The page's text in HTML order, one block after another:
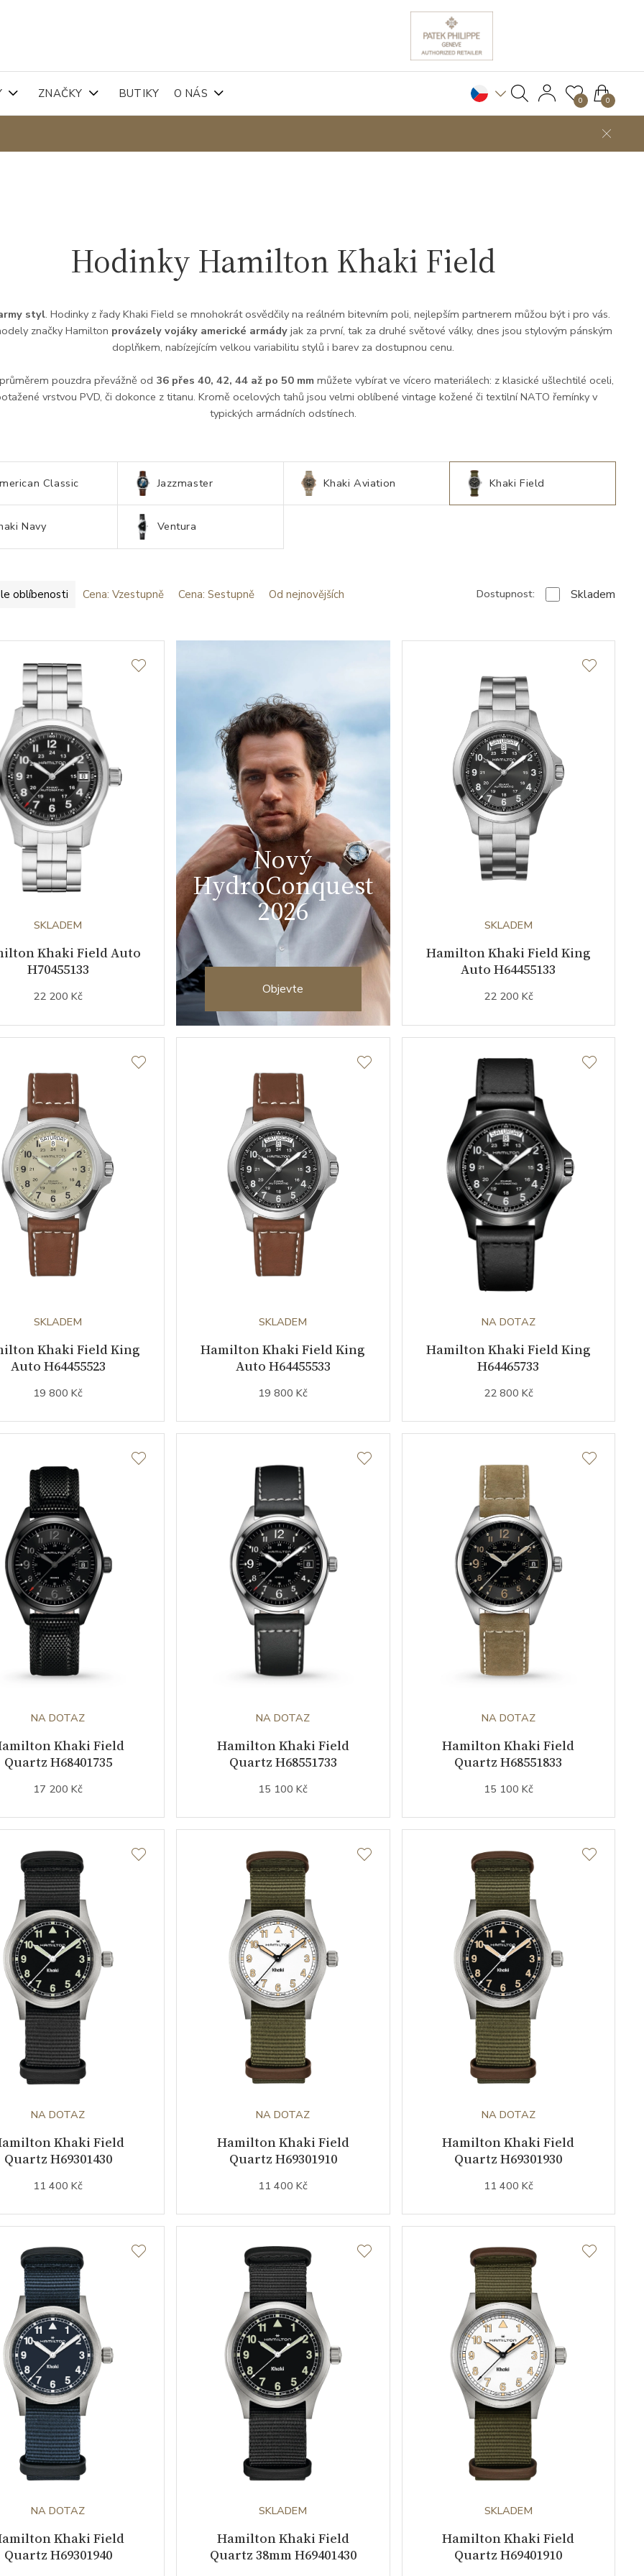
ZNAČKY BUTIKY O NÁS 0 0
Hodinky Hamilton Khaki Field
styl. Hodinky z řady Khaki Field se mnohokrát osvědčily na reálném bitevním poli, nejlepším partnerem můžou být i pro vás.
značky Hamilton provázely vojáky americké armády jak za první, tak za druhé světové války, dnes jsou stylovým pánským
doplňkem, nabízejícím velkou variabilitu stylů i barev za dostupnou cenu.
pouzdra převážně od 36 přes 40, 42, 44 až po 50 mmmůžete vybírat ve vícero materiálech: z klasické ušlechtilé oceli,
vrstvou PVD, či dokonce z titanu. Kromě ocelových tahů jsou velmi oblíbené vintage kožené či textilní NATO řemínky v
typických armádních odstínech.
Classic Jazzmaster Khaki Aviation Khaki Field
Navy Ventura
oblíbenosti Cena: Vzestupně Cena: Sestupně Od nejnovějších Dostupnost: Skladem
SKLADEM
Khaki Field Auto
H70455133
22 200 Kč
Nový
HydroConquest
2026
Objevte
SKLADEM
Hamilton Khaki Field King
Auto H64455133
22 200 Kč
SKLADEM
Khaki Field King
Auto H64455523
19 800 Kč
SKLADEM
Hamilton Khaki Field King
Auto H64455533
19 800 Kč
NA DOTAZ
Hamilton Khaki Field King
H64465733
22 800 Kč
NA DOTAZ
Khaki Field
Quartz H68401735
17 200 Kč
NA DOTAZ
Hamilton Khaki Field
Quartz H68551733
15 100 Kč
NA DOTAZ
Hamilton Khaki Field
Quartz H68551833
15 100 Kč
NA DOTAZ
Khaki Field
Quartz H69301430
11 400 Kč
NA DOTAZ
Hamilton Khaki Field
Quartz H69301910
11 400 Kč
NA DOTAZ
Hamilton Khaki Field
Quartz H69301930
11 400 Kč
NA DOTAZ
Khaki Field
Quartz H69301940
SKLADEM
Hamilton Khaki Field
Quartz 38mm H69401430
SKLADEM
Hamilton Khaki Field
Quartz H69401910